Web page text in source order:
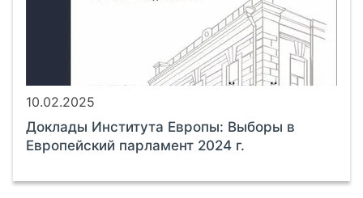
10.02.2025
Доклады Института Европы: Выборы в
Европейский парламент 2024 г.